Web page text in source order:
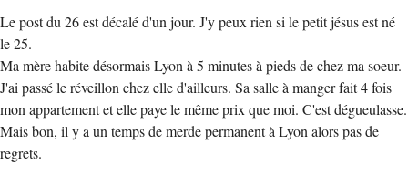
Le post du 26 est décalé d'un jour. J'y peux rien si le petit jésus est né
le 25.
Ma mère habite désormais Lyon à 5 minutes à pieds de chez ma soeur.
J'ai passé le réveillon chez elle d'ailleurs. Sa salle à manger fait 4 fois
mon appartement et elle paye le même prix que moi. C'est dégueulasse.
Mais bon, il y a un temps de merde permanent à Lyon alors pas de
regrets.